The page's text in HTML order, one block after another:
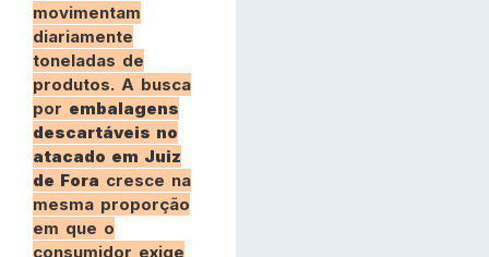
movimentam
diariamente
toneladas de
produtos. A busca
por embalagens
descartáveis no
atacado em Juiz
de Fora cresce na
mesma proporção
em que o
consumidor exige